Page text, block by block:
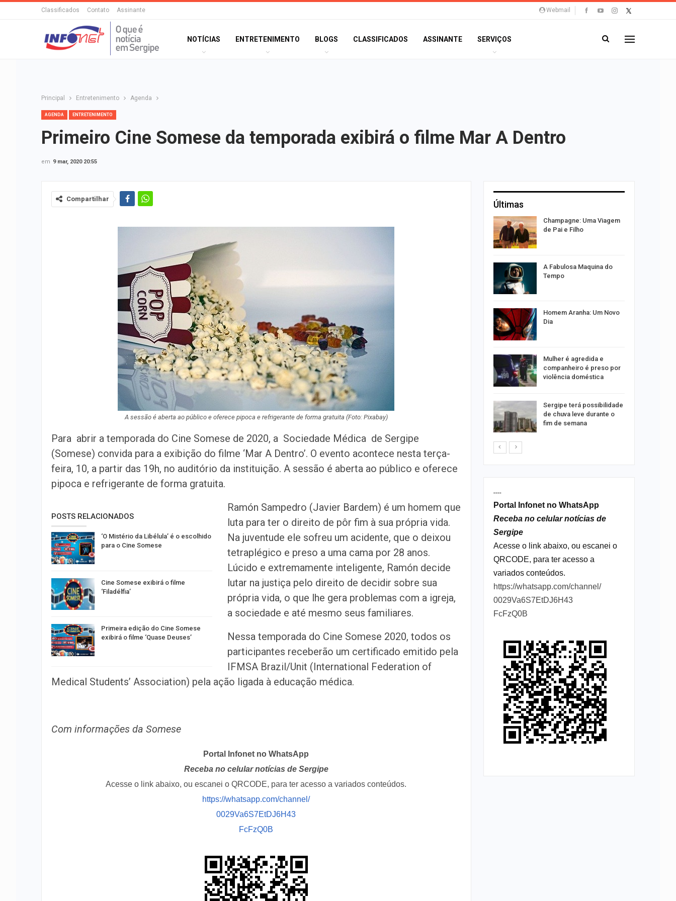
Webmail
Classificados Contato Assinante
NOTÍCIAS ENTRETENIMENTO BLOGS CLASSIFICADOS ASSINANTE SERVIÇOS
Principal Entretenimento Agenda
AGENDA ENTRETENIMENTO
Primeiro Cine Somese da temporada exibirá o filme Mar A Dentro
em 9 mar, 2020 20:55
Compartilhar
A sessão é aberta ao público e oferece pipoca e refrigerante de forma gratuita (Foto: Pixabay)
Para abrir a temporada do Cine Somese de 2020, a Sociedade Médica de Sergipe
(Somese) convida para a exibição do filme ‘Mar A Dentro’. O evento acontece nesta terça-
feira, 10, a partir das 19h, no auditório da instituição. A sessão é aberta ao público e oferece
pipoca e refrigerante de forma gratuita.
POSTS RELACIONADOS
‘O Mistério da Libélula’ é o escolhido
para o Cine Somese
Cine Somese exibirá o filme
‘Filadélfia’
Primeira edição do Cine Somese
exibirá o filme ‘Quase Deuses’
Ramón Sampedro (Javier Bardem) é um homem que
luta para ter o direito de pôr fim à sua própria vida.
Na juventude ele sofreu um acidente, que o deixou
tetraplégico e preso a uma cama por 28 anos.
Lúcido e extremamente inteligente, Ramón decide
lutar na justiça pelo direito de decidir sobre sua
própria vida, o que lhe gera problemas com a igreja,
a sociedade e até mesmo seus familiares.
Nessa temporada do Cine Somese 2020, todos os
participantes receberão um certificado emitido pela
IFMSA Brazil/Unit (International Federation of
Medical Students’ Association) pela ação ligada à educação médica.
Com informações da Somese
Portal Infonet no WhatsApp
Receba no celular notícias de Sergipe
Acesse o link abaixo, ou escanei o QRCODE, para ter acesso a variados conteúdos.
https://whatsapp.com/channel/
0029Va6S7EtDJ6H43
FcFzQ0B
Últimas
Champagne: Uma Viagem
de Pai e Filho
A Fabulosa Maquina do
Tempo
Homem Aranha: Um Novo
Dia
Mulher é agredida e
companheiro é preso por
violência doméstica
Sergipe terá possibilidade
de chuva leve durante o
fim de semana
----
Portal Infonet no WhatsApp
Receba no celular notícias de
Sergipe
Acesse o link abaixo, ou escanei o
QRCODE, para ter acesso a
variados conteúdos.
https://whatsapp.com/channel/
0029Va6S7EtDJ6H43
FcFzQ0B